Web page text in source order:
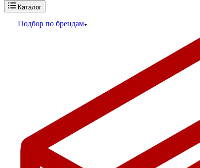
Каталог
Подбор по брендам